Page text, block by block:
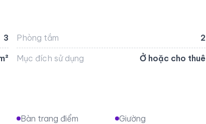
3 Phòng tắm 2
Mục đích sử dụng Ở hoặc cho thuê
Bàn trang điểm
Giường